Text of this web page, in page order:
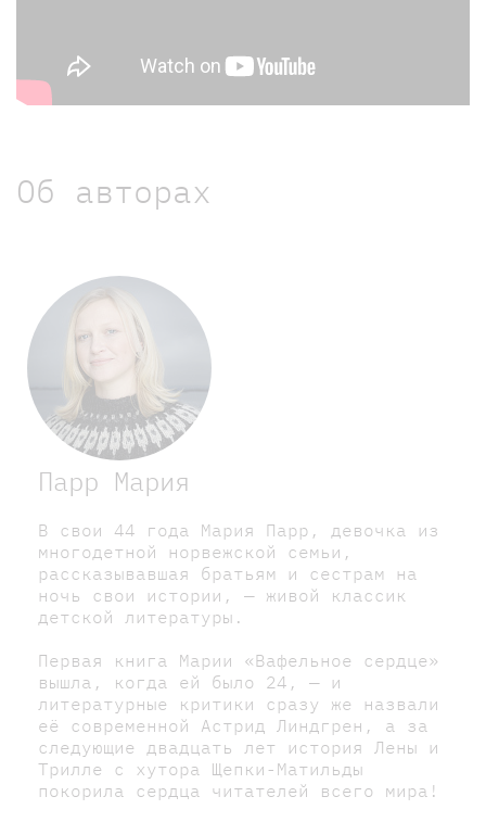
Об авторах
Парр Мария
В свои 44 года Мария Парр, девочка из
многодетной норвежской семьи,
рассказывавшая братьям и сестрам на
ночь свои истории, — живой классик
детской литературы.
Первая книга Марии «Вафельное сердце»
вышла, когда ей было 24, — и
литературные критики сразу же назвали
её современной Астрид Линдгрен, а за
следующие двадцать лет история Лены и
Трилле с хутора Щепки-Матильды
покорила сердца читателей всего мира!